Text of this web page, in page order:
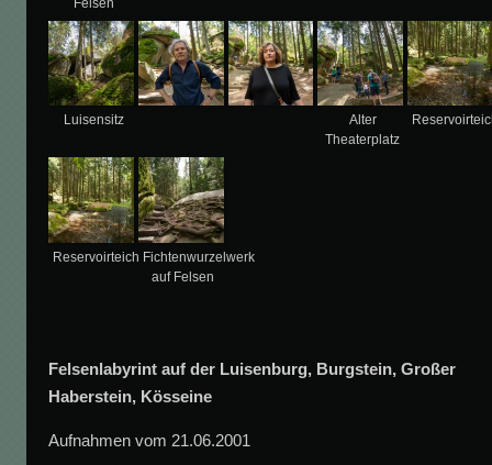
Luisensitz
Alter
Theaterplatz
Reservoirteich Fichtenwurzelwerk
auf Felsen
Felsenlabyrint auf der Luisenburg, Burgstein, Großer
Haberstein, Kösseine
Aufnahmen vom 21.06.2001